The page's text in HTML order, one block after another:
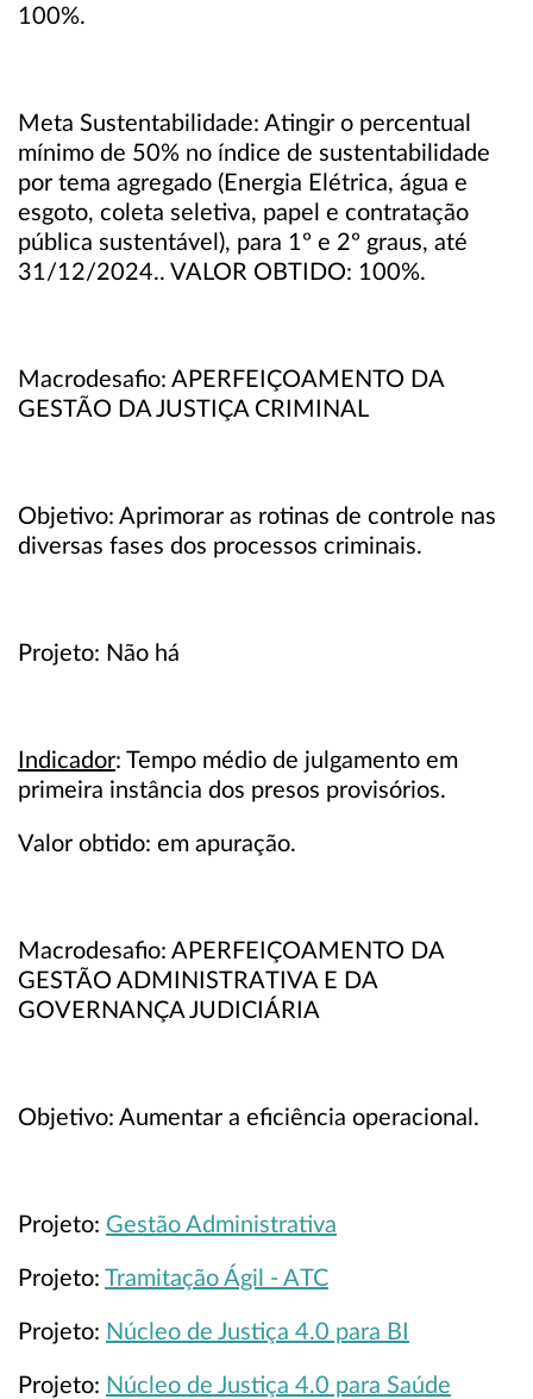
100%.
Meta Sustentabilidade: Atingir o percentual
mínimo de 50% no índice de sustentabilidade
por tema agregado (Energia Elétrica, água e
esgoto, coleta seletiva, papel e contratação
pública sustentável), para 1º e 2º graus, até
31/12/2024.. VALOR OBTIDO: 100%.
Macrodesafio: APERFEIÇOAMENTO DA
GESTÃO DA JUSTIÇA CRIMINAL
Objetivo: Aprimorar as rotinas de controle nas
diversas fases dos processos criminais.
Projeto: Não há
Indicador: Tempo médio de julgamento em
primeira instância dos presos provisórios.
Valor obtido: em apuração.
Macrodesafio: APERFEIÇOAMENTO DA
GESTÃO ADMINISTRATIVA E DA
GOVERNANÇA JUDICIÁRIA
Objetivo: Aumentar a eficiência operacional.
Projeto: Gestão Administrativa
Projeto: Tramitação Ágil - ATC
Projeto: Núcleo de Justiça 4.0 para BI
Projeto: Núcleo de Justiça 4.0 para Saúde